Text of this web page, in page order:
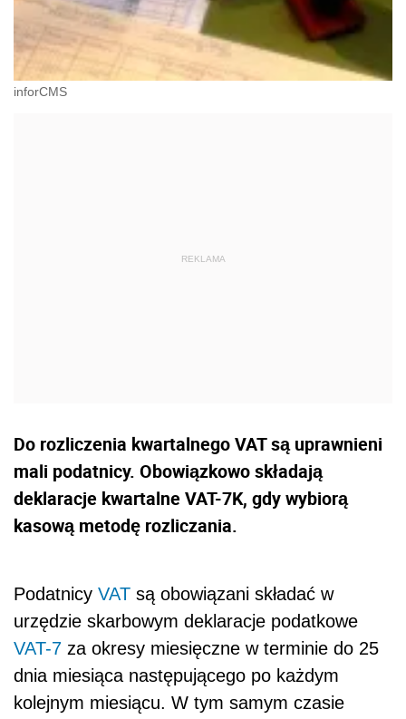
inforCMS
Do rozliczenia kwartalnego VAT są uprawnieni
mali podatnicy. Obowiązkowo składają
deklaracje kwartalne VAT-7K, gdy wybiorą
kasową metodę rozliczania.
Podatnicy VAT są obowiązani składać w
urzędzie skarbowym deklaracje podatkowe
VAT-7 za okresy miesięczne w terminie do 25
dnia miesiąca następującego po każdym
kolejnym miesiącu. W tym samym czasie